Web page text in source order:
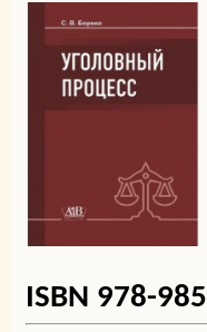
ISBN 978-